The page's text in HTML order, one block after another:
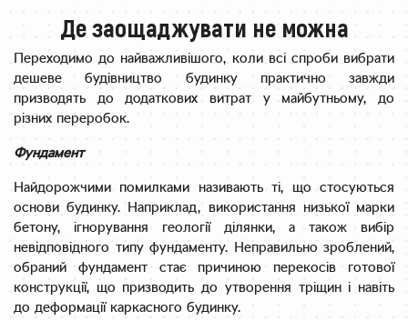
Де заощаджувати не можна
Переходимо до найважливішого, коли всі спроби вибрати
дешеве будівництво будинку практично завжди
призводять до додаткових витрат у майбутньому, до
різних переробок.
Фундамент
Найдорожчими помилками називають ті, що стосуються
основи будинку. Наприклад, використання низької марки
бетону, ігнорування геології ділянки, а також вибір
невідповідного типу фундаменту. Неправильно зроблений,
обраний фундамент стає причиною перекосів готової
конструкції, що призводить до утворення тріщин і навіть
до деформації каркасного будинку.